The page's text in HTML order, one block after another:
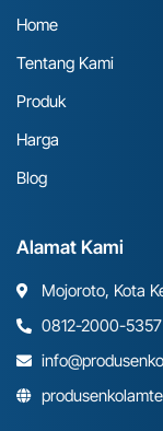
Home
Tentang Kami
Produk
Harga
Blog
Alamat Kami
Mojoroto, Kota
0812-2000-5357